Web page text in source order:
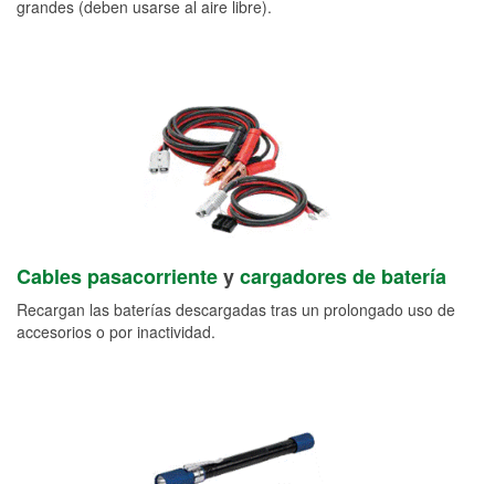
grandes (deben usarse al aire libre).
Cables pasacorrienteycargadores de batería
Recargan las baterías descargadas tras un prolongado uso de
accesorios o por inactividad.